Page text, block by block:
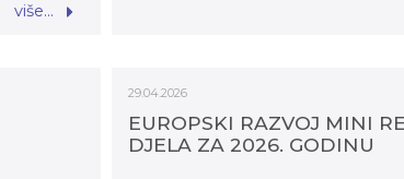
više...
29.04.2026
EUROPSKI RAZVOJ MINI
DJELA ZA 2026. GODINU